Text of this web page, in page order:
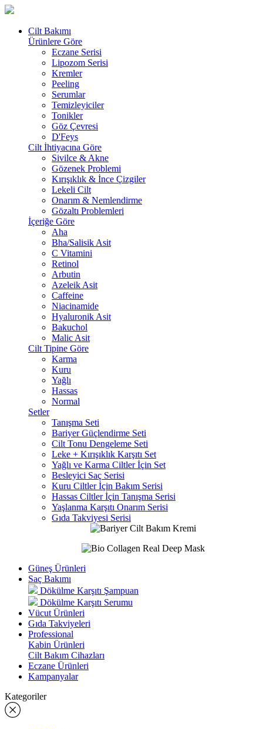
Cilt Bakımı
Ürünlere Göre
Eczane Serisi
Lipozom Serisi
Kremler
Peeling
Serumlar
Temizleyiciler
Tonikler
Göz Çevresi
D'Feys
Cilt İhtiyacına Göre
Sivilce & Akne
Gözenek Problemi
Kırışıklık & İnce Çizgiler
Lekeli Cilt
Onarım & Nemlendirme
Gözaltı Problemleri
İçeriğe Göre
Aha
Bha/Salisik Asit
C Vitamini
Retinol
Arbutin
Azeleik Asit
Caffeine
Niacinamide
Hyaluronik Asit
Bakuchol
Malic Asit
Cilt Tipine Göre
Karma
Kuru
Yağlı
Hassas
Normal
Setler
Tanışma Seti
Bariyer Güçlendirme Seti
Cilt Tonu Dengeleme Seti
Leke + Kırışıklık Karşıtı Set
Yağlı ve Karma Ciltler İçin Set
Besleyici Saç Serisi
Kuru Ciltler İçin Bakım Serisi
Hassas Ciltler İçin Tanışma Serisi
Yaşlanma Karşıtı Onarım Serisi
Gıda Takviyesi Serisi
Güneş Ürünleri
Saç Bakımı
Dökülme Karşıtı Şampuan
Dökülme Karşıtı Serumu
Vücut Ürünleri
Gıda Takviyeleri
Professional
Kabin Ürünleri
Cilt Bakım Cihazları
Eczane Ürünleri
Kampanyalar
Kategoriler